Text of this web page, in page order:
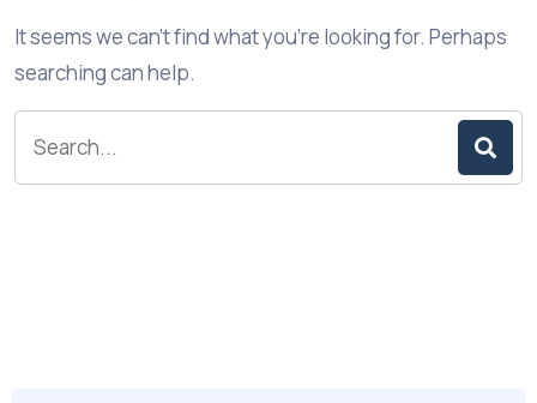
It seems we can’t find what you’re looking for. Perhaps
searching can help.